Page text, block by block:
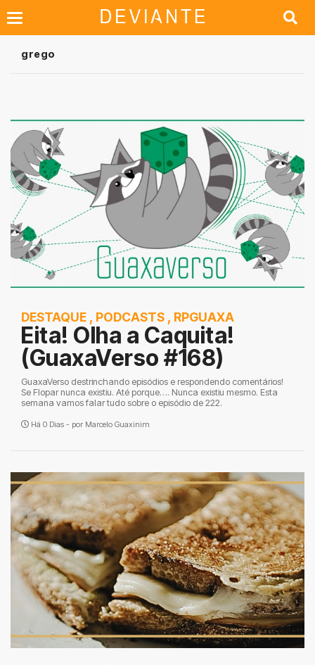
grego
DESTAQUE , PODCASTS , RPGUAXA
Eita! Olha a Caquita!
(GuaxaVerso #168)
GuaxaVerso destrinchando episódios e respondendo comentários!
Se Flopar nunca existiu. Até porque…. Nunca existiu mesmo. Esta
semana vamos falar tudo sobre o episódio de 222.
Há 0 Dias - por Marcelo Guaxinim